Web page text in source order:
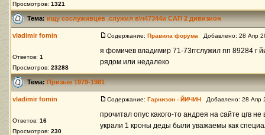
Просмотров: 1321
Тема:ищу сослуживцев .служил в\ч47344и САП 2 дивизион
vladimir fomin
Ответов: 1
Просмотров: 23288
Содержание: Правила форума Добавлено: 28 Апр
я фомичев владимир 71-73ггслужил пп 89284 г
рядом или недалеко
Тема:Призыв 1979-1981
vladimir fomin
Ответов: 16
Просмотров: 230
Содержание: Гарнизон - ЙИЧИН Добавлено: 28
прочитал опус какого-то андрея на сайте цгв
украли 1 кроны деды были уважаемы как